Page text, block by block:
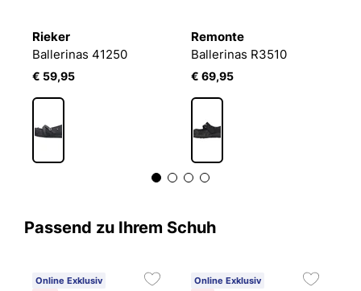
Rieker
Ballerinas 41250
€ 59,95
Remonte
Ballerinas R3510
€ 69,95
Passend zu Ihrem Schuh
Online Exklusiv
Online Exklusiv